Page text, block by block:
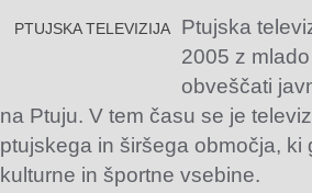
PTUJSKA TELEVIZIJA
Ptujska
2005 z
obveščati
na Ptuju. V tem času se je
ptujskega in širšega območja,
kulturne in športne vsebine.